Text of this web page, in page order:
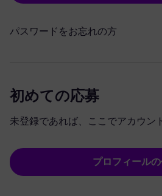
パスワードをお忘れの方
初めての応募
未登録であれば、ここでアカウン
プロフィール